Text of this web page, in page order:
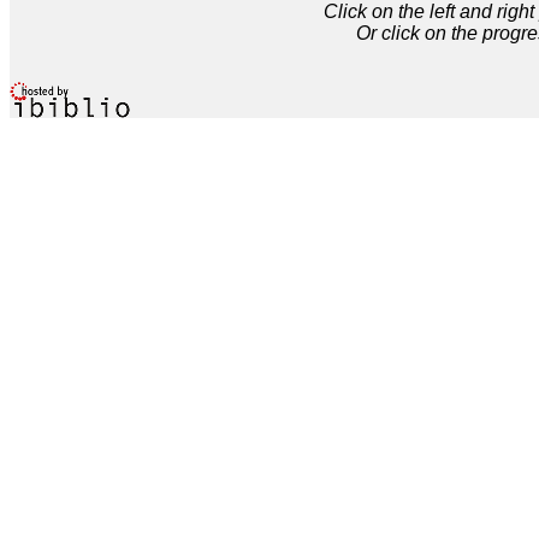
Click on the left and
Or click on the